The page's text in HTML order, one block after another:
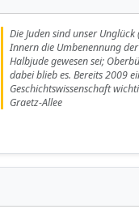
Die Juden sind unser
Innern die Umbenennung
Halbjude gewesen sei;
dabei blieb es. Bereits 2009
Geschichtswissenschaft
Graetz-Allee